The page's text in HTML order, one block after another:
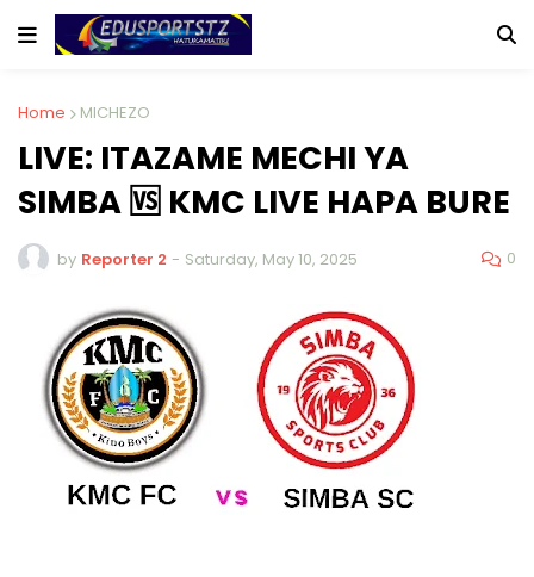
Home MICHEZO
LIVE: ITAZAME MECHI YA
SIMBA 🆚 KMC LIVE HAPA BURE
by Reporter 2 - Saturday, May 10, 2025 0